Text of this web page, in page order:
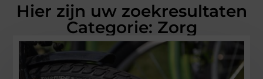
Hier zijn uw zoekresultaten
Categorie: Zorg